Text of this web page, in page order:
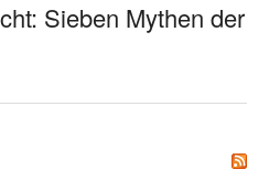
Sieben Mythen der